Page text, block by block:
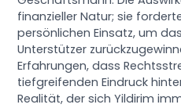
finanzieller Natur; sie
persönlichen Einsatz, um
Unterstützer
Erfahrungen, dass
tiefgreifenden Eindruck
Realität, der sich Yildirim